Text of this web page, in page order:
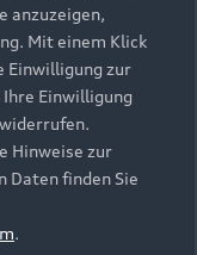
anzuzeigen,
Mit einem Klick
Einwilligung zur
Einwilligung
Hinweise zur
Daten finden Sie
.